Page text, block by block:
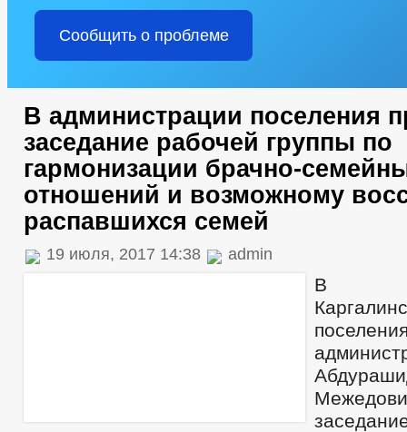
Сообщить о проблеме
В администрации поселения
заседание рабочей группы по
гармонизации брачно-
отношений и возможному
распавшихся семей
19 июля, 2017 14:38 admin
В